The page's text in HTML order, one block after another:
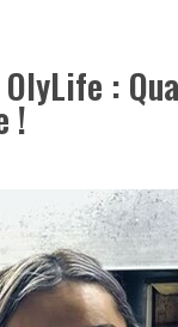
:
!